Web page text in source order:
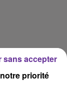
priorité
sans accepter